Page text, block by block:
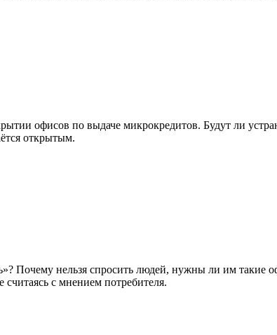
офисов по выдаче микрокредитов. Будут ли
открытым.
Почему нельзя спросить людей, нужны ли им такие
с мнением потребителя.